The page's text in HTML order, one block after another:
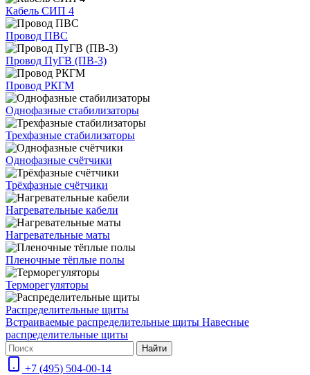
Кабель СИП 4
Провод ПВС
Провод ПуГВ (ПВ-3)
Провод РКГМ
Однофазные стабилизаторы
Трехфазные стабилизаторы
Однофазные счётчики
Трёхфазные счётчики
Нагревательные кабели
Нагревательные маты
Пленочные тёплые полы
Терморегуляторы
Распределительные щиты
Встраиваемые распределительные щиты Навесные
распределительные щиты
Найти
+7 (495) 504-00-14